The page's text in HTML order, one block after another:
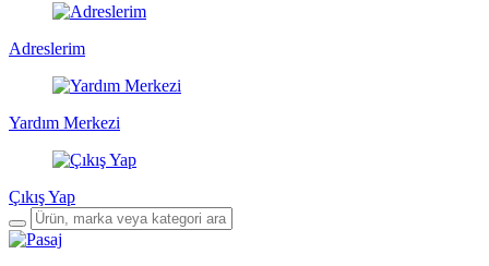
Adreslerim
Yardım Merkezi
Çıkış Yap